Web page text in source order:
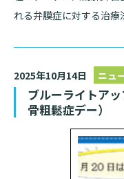
れる弁膜症に対する治
2025年10月14日 ニュ
ブルーライトア
骨粗鬆症デー）